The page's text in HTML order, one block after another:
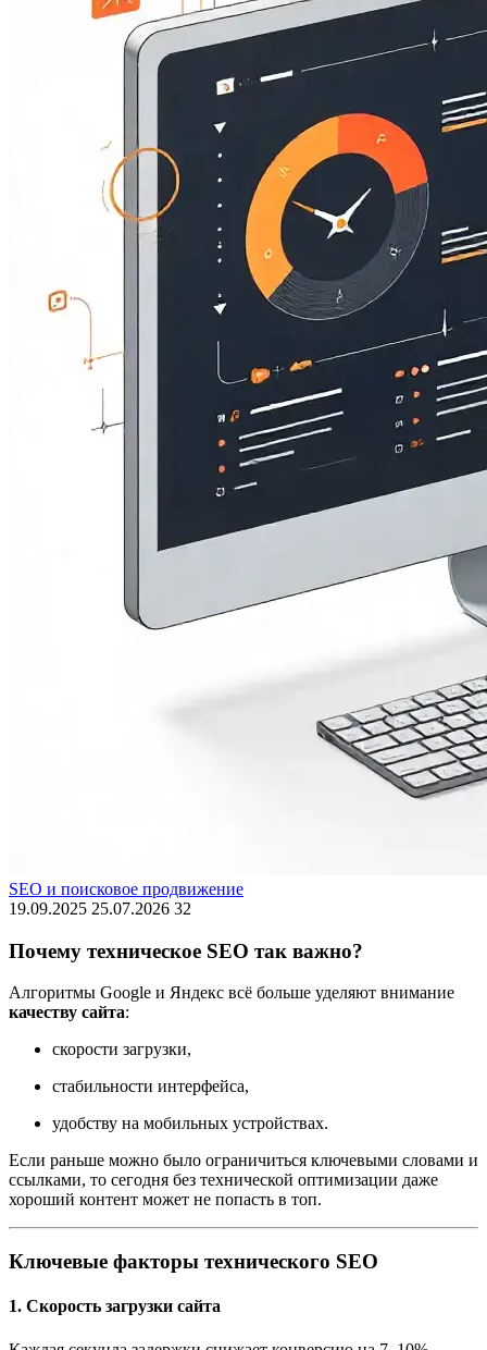
SEO и поисковое продвижение
19.09.2025 25.07.2026 32
Почему техническое SEO так важно?
Алгоритмы Google и Яндекс всё больше уделяют внимание
качеству сайта:
скорости загрузки,
стабильности интерфейса,
удобству на мобильных устройствах.
Если раньше можно было ограничиться ключевыми словами и
ссылками, то сегодня без технической оптимизации даже
хороший контент может не попасть в топ.
Ключевые факторы технического SEO
1. Скорость загрузки сайта